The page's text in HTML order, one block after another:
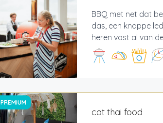
BBQ met net dat
das, een knappe
heren vast al van
PREMIUM
cat thai food